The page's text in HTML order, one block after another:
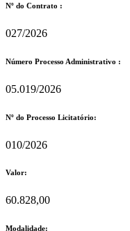
Nº do Contrato :
027/2026
Número Processo Administrativo :
05.019/2026
Nº do Processo Licitatório:
010/2026
Valor:
60.828,00
Modalidade: